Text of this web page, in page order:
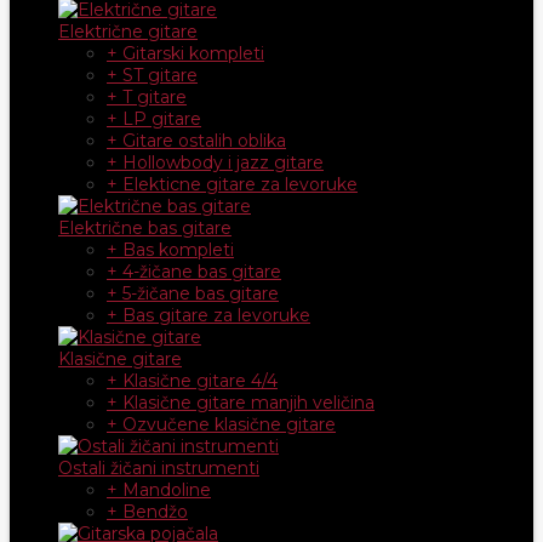
Električne gitare
+ Gitarski kompleti
+ ST gitare
+ T gitare
+ LP gitare
+ Gitare ostalih oblika
+ Hollowbody i jazz gitare
+ Elekticne gitare za levoruke
Električne bas gitare
+ Bas kompleti
+ 4-žičane bas gitare
+ 5-žičane bas gitare
+ Bas gitare za levoruke
Klasične gitare
+ Klasične gitare 4/4
+ Klasične gitare manjih veličina
+ Ozvučene klasične gitare
Ostali žičani instrumenti
+ Mandoline
+ Bendžo